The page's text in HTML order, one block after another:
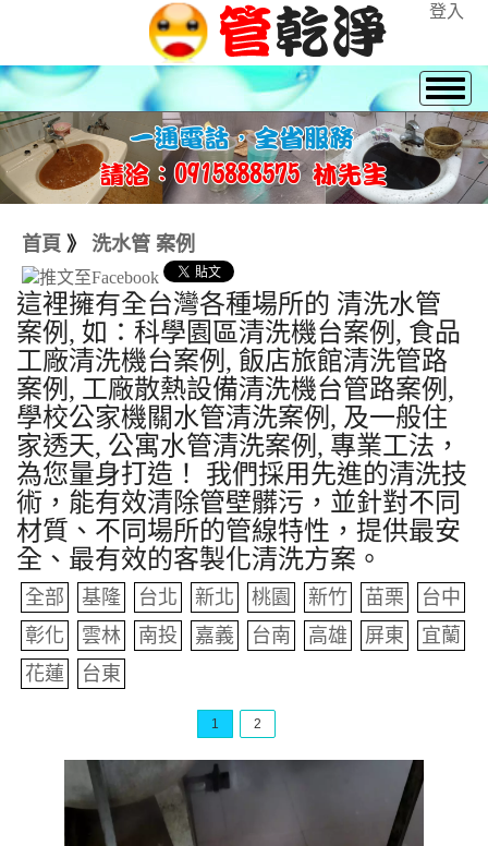
登入
首頁 》 洗水管 案例
這裡擁有全台灣各種場所的 清洗水管
案例, 如：科學園區清洗機台案例, 食品
工廠清洗機台案例, 飯店旅館清洗管路
案例, 工廠散熱設備清洗機台管路案例,
學校公家機關水管清洗案例, 及一般住
家透天, 公寓水管清洗案例, 專業工法，
為您量身打造！ 我們採用先進的清洗技
術，能有效清除管壁髒污，並針對不同
材質、不同場所的管線特性，提供最安
全、最有效的客製化清洗方案。
全部 基隆 台北 新北 桃園 新竹 苗栗
台中
彰化
雲林 南投 嘉義 台南 高雄 屏東
宜蘭
花蓮
台東
1 2